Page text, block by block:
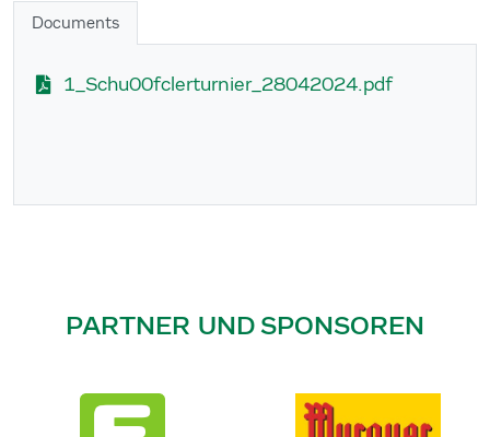
Documents
1_Schu00fclerturnier_28042024.pdf
PARTNER UND SPONSOREN